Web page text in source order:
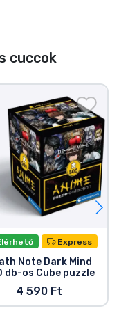
cuccok
Express
Note Dark Mind
db-os Cube puzzle
4 590 Ft